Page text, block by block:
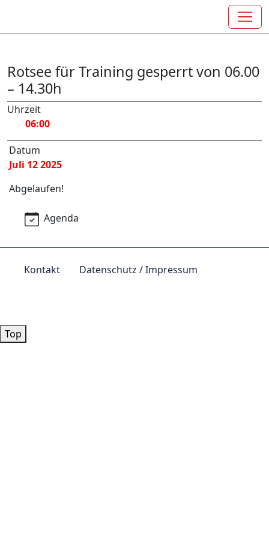
Rotsee für Training gesperrt von 06.00
– 14.30h
Uhrzeit
06:00
Datum
Juli 12 2025
Abgelaufen!
Agenda
Kontakt Datenschutz / Impressum
Top